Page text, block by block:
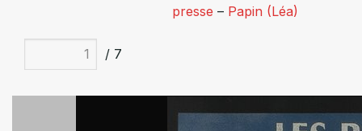
presse – Papin (Léa)
/ 7